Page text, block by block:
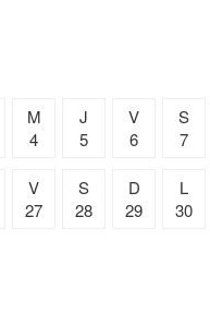
M
4
J
5
V
6
S
7
V
27
S
28
D
29
L
30